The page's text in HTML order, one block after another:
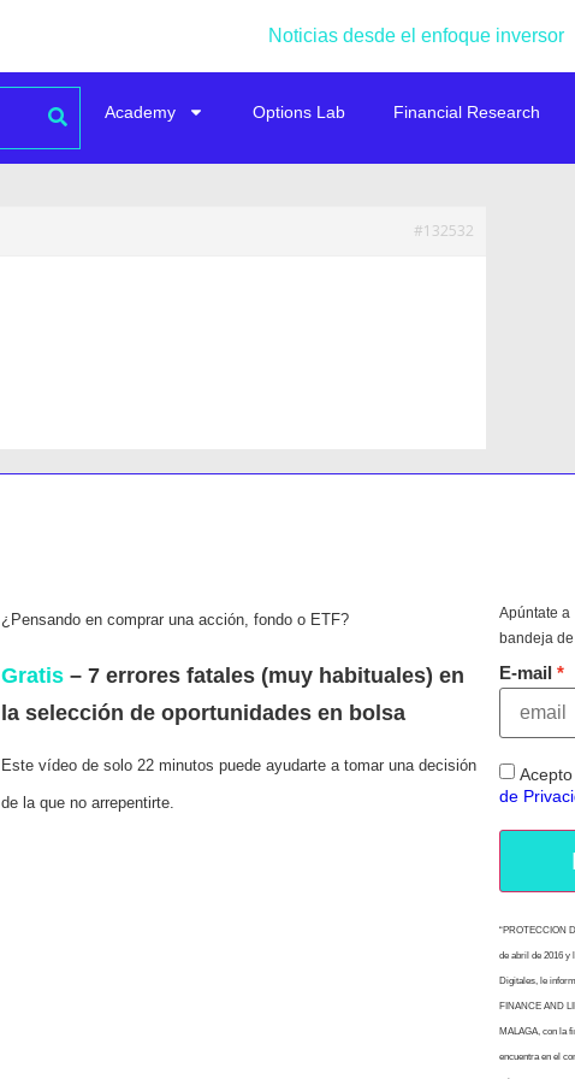
Noticias desde el enfoque inversor
Academy Options Lab Financial Research
#132532
¿Pensando en comprar una acción, fondo o ETF?
Gratis– 7 errores fatales (muy habituales) en
la selección de oportunidades en bolsa
Este vídeo de solo 22 minutos puede ayudarte a tomar una decisión
de la que no arrepentirte.
Apúntate a
bandeja de
E-mail
de
“PROTECCION
de abril de 2016 y
Digitales, le
FINANCE AND
MALAGA, con la
encuentra en el